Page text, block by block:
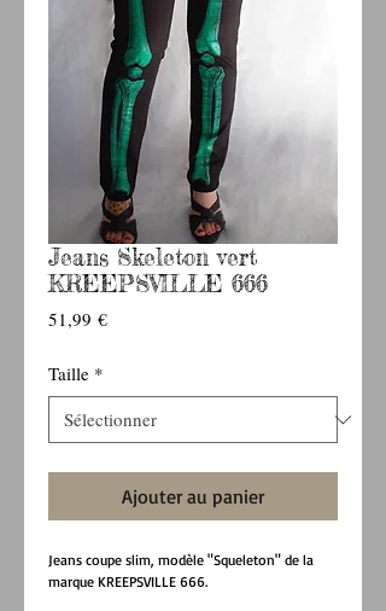
Jeans Skeleton vert
KREEPSVILLE 666
51,99 €Prix
Taille *
Ajouter au panier
Jeans coupe slim, modèle "Squeleton" de la
marque KREEPSVILLE 666.